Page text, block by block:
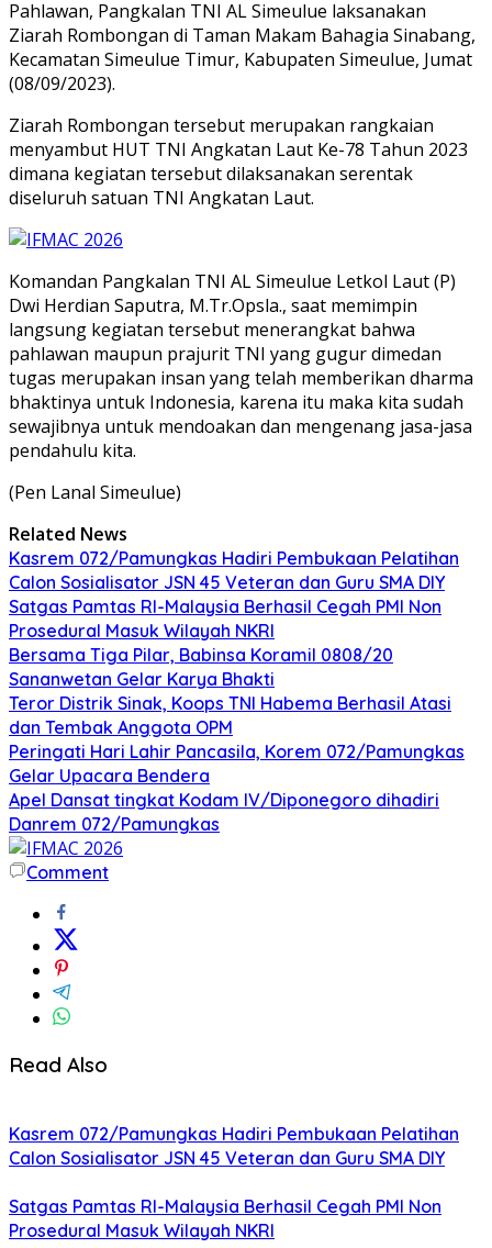
Pahlawan, Pangkalan TNI AL Simeulue laksanakan
Ziarah Rombongan di Taman Makam Bahagia Sinabang,
Kecamatan Simeulue Timur, Kabupaten Simeulue, Jumat
(08/09/2023).
Ziarah Rombongan tersebut merupakan rangkaian
menyambut HUT TNI Angkatan Laut Ke-78 Tahun 2023
dimana kegiatan tersebut dilaksanakan serentak
diseluruh satuan TNI Angkatan Laut.
Komandan Pangkalan TNI AL Simeulue Letkol Laut (P)
Dwi Herdian Saputra, M.Tr.Opsla., saat memimpin
langsung kegiatan tersebut menerangkat bahwa
pahlawan maupun prajurit TNI yang gugur dimedan
tugas merupakan insan yang telah memberikan dharma
bhaktinya untuk Indonesia, karena itu maka kita sudah
sewajibnya untuk mendoakan dan mengenang jasa-jasa
pendahulu kita.
(Pen Lanal Simeulue)
Related News
Kasrem 072/Pamungkas Hadiri Pembukaan Pelatihan
Calon Sosialisator JSN 45 Veteran dan Guru SMA DIY
Satgas Pamtas RI-Malaysia Berhasil Cegah PMI Non
Prosedural Masuk Wilayah NKRI
Bersama Tiga Pilar, Babinsa Koramil 0808/20
Sananwetan Gelar Karya Bhakti
Teror Distrik Sinak, Koops TNI Habema Berhasil Atasi
dan Tembak Anggota OPM
Peringati Hari Lahir Pancasila, Korem 072/Pamungkas
Gelar Upacara Bendera
Apel Dansat tingkat Kodam lV/Diponegoro dihadiri
Danrem 072/Pamungkas
Comment
Read Also
Kasrem 072/Pamungkas Hadiri Pembukaan Pelatihan
Calon Sosialisator JSN 45 Veteran dan Guru SMA DIY
Satgas Pamtas RI-Malaysia Berhasil Cegah PMI Non
Prosedural Masuk Wilayah NKRI